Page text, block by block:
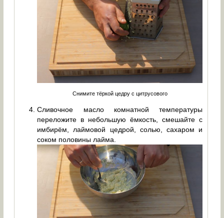
Снимите тёркой цедру с цитрусового
Сливочное масло комнатной температуры
переложите в небольшую ёмкость, смешайте с
имбирём, лаймовой цедрой, солью, сахаром и
соком половины лайма.